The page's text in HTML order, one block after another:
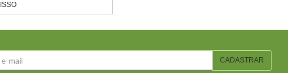
CADASTRAR